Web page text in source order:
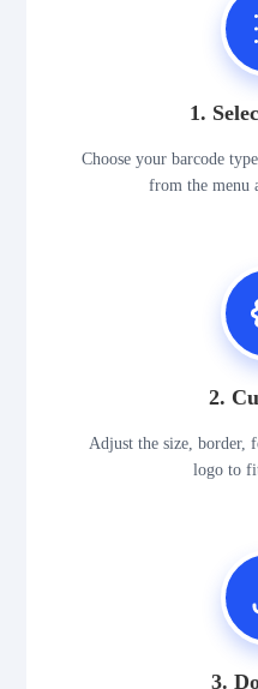
1.
Choose your barcode
from the menu
2.
Adjust the size, border,
logo to
3.